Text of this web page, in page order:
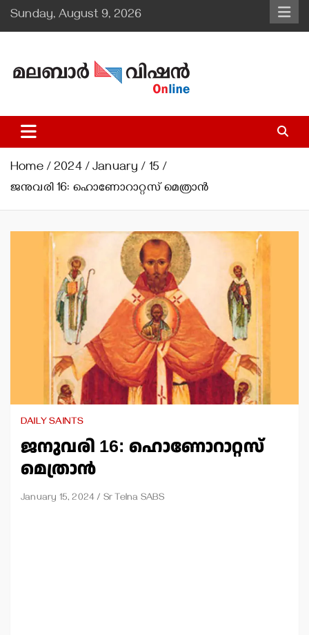
Skip
to
Sunday, August 9, 2026
Malabar Vision Online
Illuminating Diocesan News with Divine Clarity.
Home 2024 January
15
ജനുവരി 16: ഹൊണോറാറ്റസ് മെത്രാന്‍
DAILY SAINTS
ജനുവരി 16: ഹൊണോറാറ്റസ്
മെത്രാന്‍
January 15, 2024 Sr Telna SABS